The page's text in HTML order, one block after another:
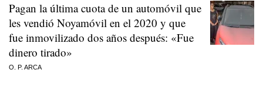
Pagan la última cuota de un automóvil que
les vendió Noyamóvil en el 2020 y que
fue inmovilizado dos años después: «Fue
dinero tirado»
O. P. ARCA